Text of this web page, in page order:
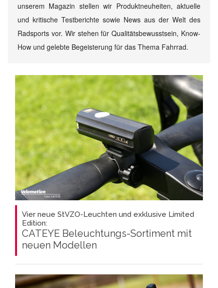
unserem Magazin stellen wir Produktneuheiten, aktuelle
und kritische Testberichte sowie News aus der Welt des
Radsports vor. Wir stehen für Qualitätsbewusstsein, Know-
How und gelebte Begeisterung für das Thema Fahrrad.
Vier neue StVZO-Leuchten und exklusive Limited
Edition:
CATEYE Beleuchtungs-Sortiment mit
neuen Modellen